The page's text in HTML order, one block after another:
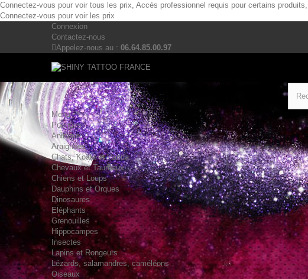
Connectez-vous pour voir tous les prix, Accès professionnel requis pour certains
Connectez-vous pour voir les prix
Connexion
Contactez-nous
Appelez-nous au : 06.64.85.00.97
Menu
Pochoirs
Animaux
Araignées
Chats, Koala et Panda
Chevaux et Taureaux
Chiens et Loups
Dauphins et Orques
Dinosaures
Eléphants
Grenouilles
Hippocampes
Insectes
Lapins et Rongeurs
Lézards, salamandres, caméléons
Oiseaux